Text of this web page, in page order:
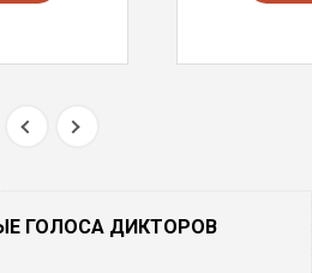
ГОЛОСА ДИКТОРОВ